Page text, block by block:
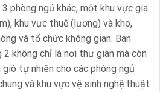
phòng ngủ khác, một khu vực gia
khu vực thuế (lương) và kho,
và tổ chức không gian. Ban
không chỉ là nơi thư giãn mà còn
tự nhiên cho các phòng ngủ
và khu vực vệ sinh nghệ thuật